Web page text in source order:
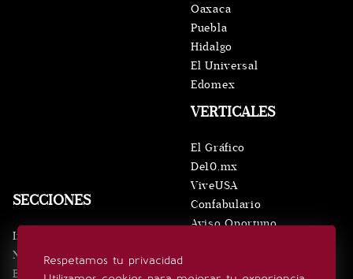
Respetamos tu privacidad
SECCIONES
Inicio
Noticias
Eventos
VERTICALES
El Gráfico
De10.mx
ViveUSA
Confabulario
Aviso Oportuno
Oaxaca
Puebla
Hidalgo
El Universal
Edomex